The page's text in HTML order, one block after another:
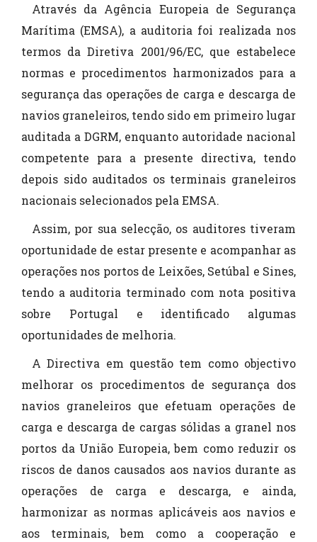
Através da Agência Europeia de Segurança
Marítima (EMSA), a auditoria foi realizada nos
termos da Diretiva 2001/96/EC, que estabelece
normas e procedimentos harmonizados para a
segurança das operações de carga e descarga de
navios graneleiros, tendo sido em primeiro lugar
auditada a DGRM, enquanto autoridade nacional
competente para a presente directiva, tendo
depois sido auditados os terminais graneleiros
nacionais selecionados pela EMSA.
Assim, por sua selecção, os auditores tiveram
oportunidade de estar presente e acompanhar as
operações nos portos de Leixões, Setúbal e Sines,
tendo a auditoria terminado com nota positiva
sobre Portugal e identificado algumas
oportunidades de melhoria.
A Directiva em questão tem como objectivo
melhorar os procedimentos de segurança dos
navios graneleiros que efetuam operações de
carga e descarga de cargas sólidas a granel nos
portos da União Europeia, bem como reduzir os
riscos de danos causados aos navios durante as
operações de carga e descarga, e ainda,
harmonizar as normas aplicáveis aos navios e
aos terminais, bem como a cooperação e